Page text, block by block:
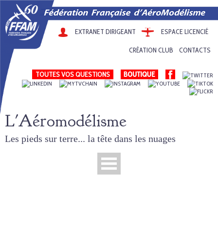
EXTRANET DIRIGEANT ESPACE LICENCIÉ
CRÉATION CLUB CONTACTS
TOUTES VOS QUESTIONS
L'Aéromodélisme
Les pieds sur terre... la tête dans les nuages